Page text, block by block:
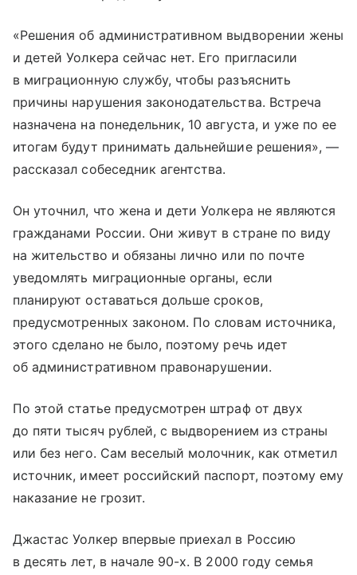
«Решения об административном выдворении жены
и детей Уолкера сейчас нет. Его пригласили
в миграционную службу, чтобы разъяснить
причины нарушения законодательства. Встреча
назначена на понедельник, 10 августа, и уже по ее
итогам будут принимать дальнейшие решения», —
рассказал собеседник агентства.
Он уточнил, что жена и дети Уолкера не являются
гражданами России. Они живут в стране по виду
на жительство и обязаны лично или по почте
уведомлять миграционные органы, если
планируют оставаться дольше сроков,
предусмотренных законом. По словам источника,
этого сделано не было, поэтому речь идет
об административном правонарушении.
По этой статье предусмотрен штраф от двух
до пяти тысяч рублей, с выдворением из страны
или без него. Сам веселый молочник, как отметил
источник, имеет российский паспорт, поэтому ему
наказание не грозит.
Джастас Уолкер впервые приехал в Россию
в десять лет, в начале 90-х. В 2000 году семья